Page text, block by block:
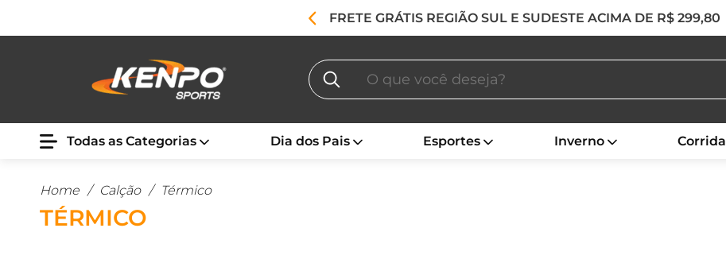
FRETE GRÁTIS REGIÃO SUL E SUDESTE ACIMA DE R$ 299,80
Todas as Categorias Dia dos Pais Esportes Inverno Corrida
Home / Calção / Térmico
TÉRMICO